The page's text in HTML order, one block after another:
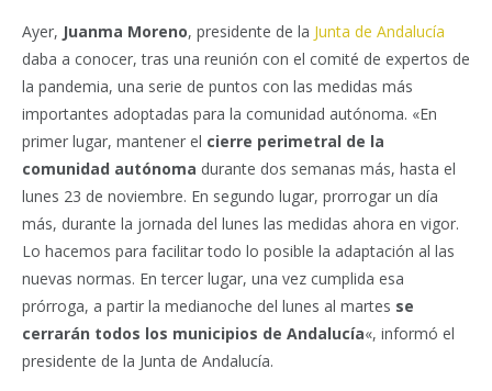
Ayer, Juanma Moreno, presidente de la Junta de Andalucía
daba a conocer, tras una reunión con el comité de expertos de
la pandemia, una serie de puntos con las medidas más
importantes adoptadas para la comunidad autónoma. «En
primer lugar, mantener el cierre perimetral de la
comunidad autónoma durante dos semanas más, hasta el
lunes 23 de noviembre. En segundo lugar, prorrogar un día
más, durante la jornada del lunes las medidas ahora en vigor.
Lo hacemos para facilitar todo lo posible la adaptación al las
nuevas normas. En tercer lugar, una vez cumplida esa
prórroga, a partir la medianoche del lunes al martes se
cerrarán todos los municipios de Andalucía«, informó el
presidente de la Junta de Andalucía.